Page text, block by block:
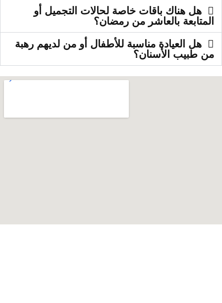
هل هناك باقات خاصة لحالات التجميل أو
المتابعة بالعاشر من رمضان؟
هل العيادة مناسبة للأطفال أو من لديهم رهبة
من طبيب الأسنان؟